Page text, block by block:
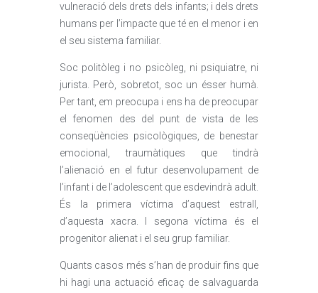
vulneració dels drets dels infants; i dels drets
humans per l’impacte que té en el menor i en
el seu sistema familiar.
Soc politòleg i no psicòleg, ni psiquiatre, ni
jurista. Però, sobretot, soc un ésser humà.
Per tant, em preocupa i ens ha de preocupar
el fenomen des del punt de vista de les
conseqüències psicològiques, de benestar
emocional, traumàtiques que tindrà
l’alienació en el futur desenvolupament de
l’infant i de l’adolescent que esdevindrà adult.
És la primera víctima d’aquest estrall,
d’aquesta xacra. I segona víctima és el
progenitor alienat i el seu grup familiar.
Quants casos més s’han de produir fins que
hi hagi una actuació eficaç de salvaguarda